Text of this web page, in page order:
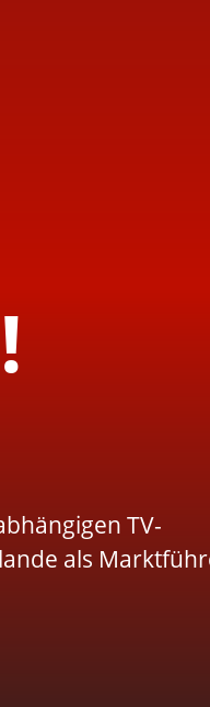
TV-
als